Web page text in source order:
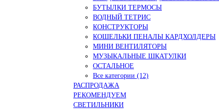
БУТЫЛКИ ТЕРМОСЫ
ВОДНЫЙ ТЕТРИС
КОНСТРУКТОРЫ
КОШЕЛЬКИ ПЕНАЛЫ КАРДХОЛДЕРЫ
МИНИ ВЕНТИЛЯТОРЫ
МУЗЫКАЛЬНЫЕ ШКАТУЛКИ
ОСТАЛЬНОЕ
Все категории (12)
РАСПРОДАЖА
РЕКОМЕНДУЕМ
СВЕТИЛЬНИКИ